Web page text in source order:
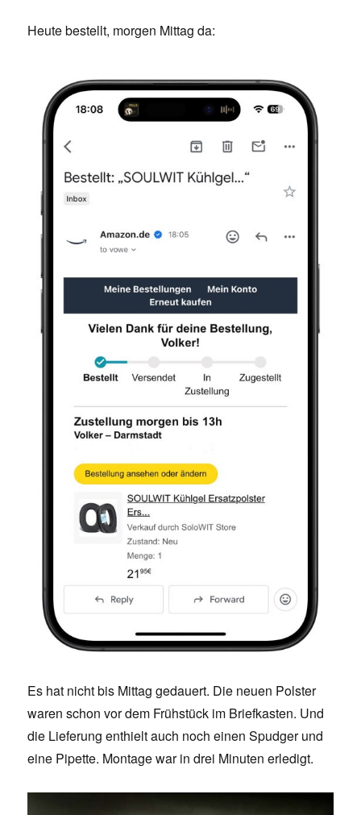
Heute bestellt, morgen Mittag da:
Es hat nicht bis Mittag gedauert. Die neuen Polster
waren schon vor dem Frühstück im Briefkasten. Und
die Lieferung enthielt auch noch einen Spudger und
eine Pipette. Montage war in drei Minuten erledigt.